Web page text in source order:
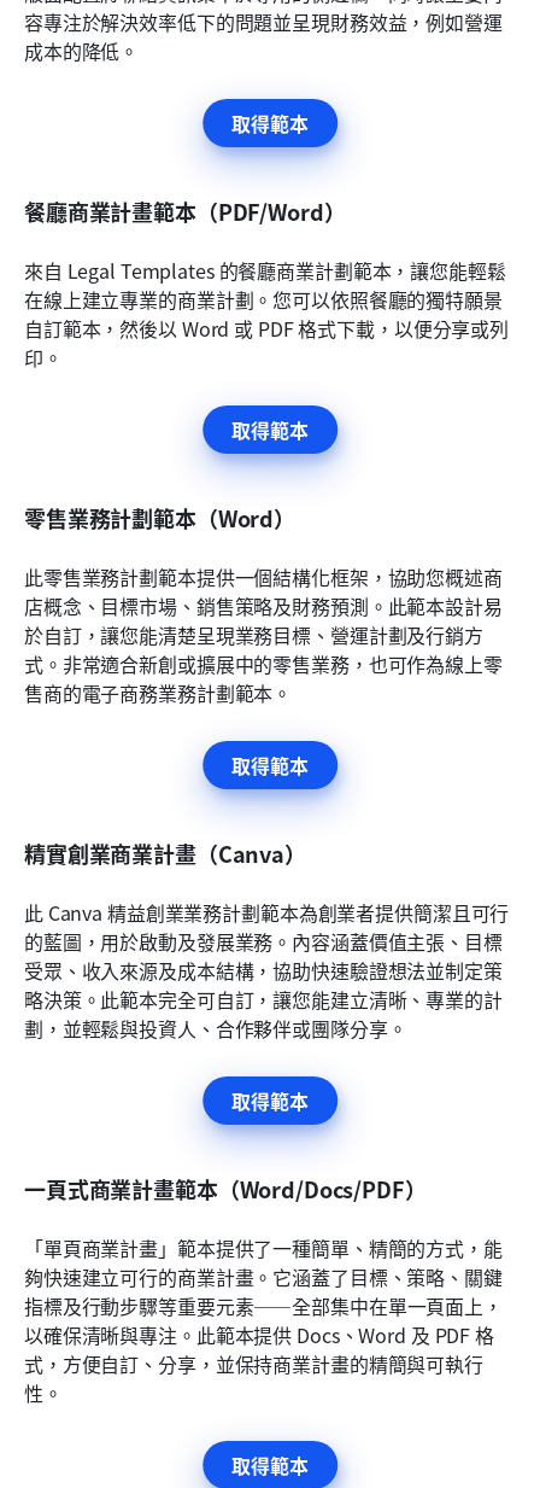
容專注於解決效率低下的問題並呈現財務效益，例如營運
成本的降低。
取得範本
餐廳商業計畫範本（PDF/Word）
來自 Legal Templates 的餐廳商業計劃範本，讓您能輕鬆
在線上建立專業的商業計劃。您可以依照餐廳的獨特願景
自訂範本，然後以 Word 或 PDF 格式下載，以便分享或列
印。
取得範本
零售業務計劃範本（Word）
此零售業務計劃範本提供一個結構化框架，協助您概述商
店概念、目標市場、銷售策略及財務預測。此範本設計易
於自訂，讓您能清楚呈現業務目標、營運計劃及行銷方
式。非常適合新創或擴展中的零售業務，也可作為線上零
售商的電子商務業務計劃範本。
取得範本
精實創業商業計畫（Canva）
此 Canva 精益創業業務計劃範本為創業者提供簡潔且可行
的藍圖，用於啟動及發展業務。內容涵蓋價值主張、目標
受眾、收入來源及成本結構，協助快速驗證想法並制定策
略決策。此範本完全可自訂，讓您能建立清晰、專業的計
劃，並輕鬆與投資人、合作夥伴或團隊分享。
取得範本
一頁式商業計畫範本（Word/Docs/PDF）
「單頁商業計畫」範本提供了一種簡單、精簡的方式，能
夠快速建立可行的商業計畫。它涵蓋了目標、策略、關鍵
指標及行動步驟等重要元素——全部集中在單一頁面上，
以確保清晰與專注。此範本提供 Docs、Word 及 PDF 格
式，方便自訂、分享，並保持商業計畫的精簡與可執行
性。
取得範本